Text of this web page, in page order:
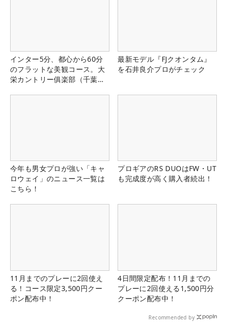
インター5分、都心から60分
のフラットな美観コース。大
栄カントリー俱楽部（千葉
最新モデル『FJクオンタム』
を石井良介プロがチェック
今年も男女プロが強い「キャ
ロウェイ」のニュース一覧は
こちら！
プロギアのRS DUOはFW・UT
も完成度が高く購入者続出！
11月までのプレーに2回使え
る！コース限定3,500円クー
ポン配布中！
4日間限定配布！11月までの
プレーに2回使える1,500円分
クーポン配布中！
Recommended by